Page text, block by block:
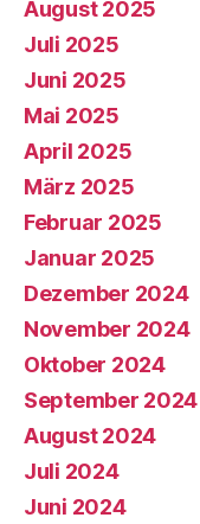
August 2025
Juli 2025
Juni 2025
Mai 2025
April 2025
März 2025
Februar 2025
Januar 2025
Dezember 2024
November 2024
Oktober 2024
September 2024
August 2024
Juli 2024
Juni 2024